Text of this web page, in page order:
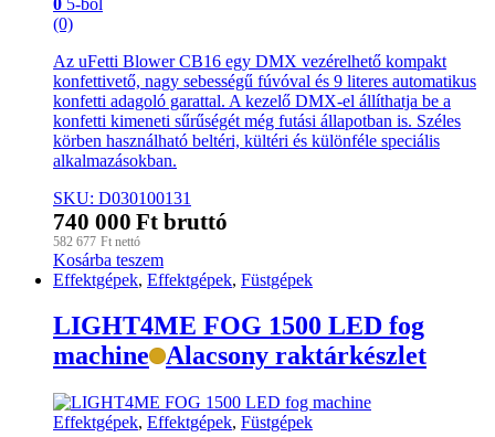
(0)
Az uFetti Blower CB16 egy DMX vezérelhető kompakt
konfettivető, nagy sebességű fúvóval és 9 literes automatikus
konfetti adagoló garattal. A kezelő DMX-el állíthatja be a
konfetti kimeneti sűrűségét még futási állapotban is. Széles
körben használható beltéri, kültéri és különféle speciális
alkalmazásokban.
SKU: D030100131
740 000 Ft bruttó
582 677 Ft nettó
Kosárba teszem
Effektgépek, Effektgépek, Füstgépek
LIGHT4ME FOG 1500 LED fog
machine
Alacsony raktárkészlet
Effektgépek, Effektgépek, Füstgépek